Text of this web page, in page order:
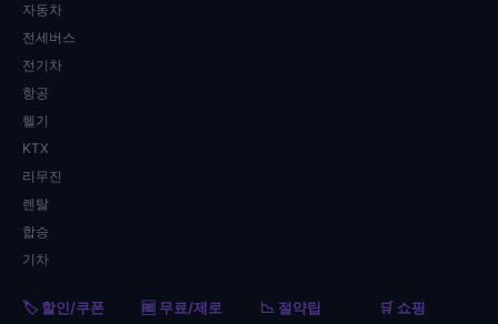
자동차
전세버스
전기차
항공
헬기
KTX
리무진
렌탈
합승
기차
🏷️ 할인/쿠폰 🆓 무료/제로 📉 절약팁 🛒 쇼핑